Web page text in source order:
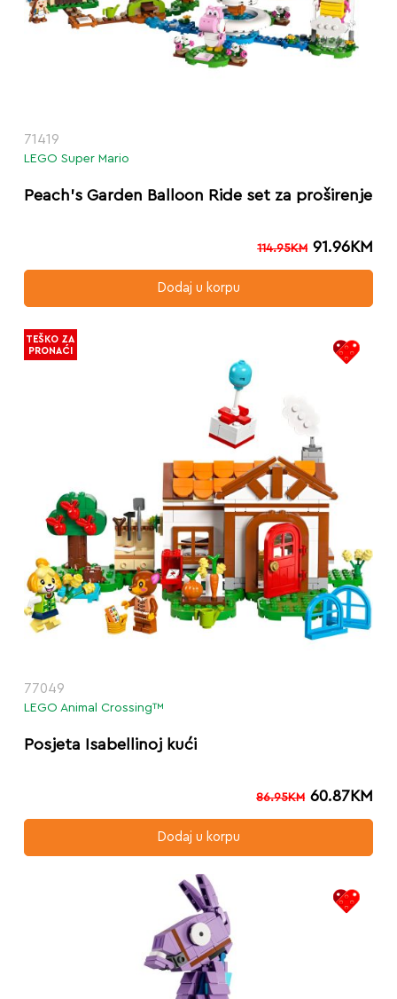
71419
LEGO Super Mario
Peach’s Garden Balloon Ride set za proširenje
114.95KM 91.96KM
Dodaj u korpu
77049
LEGO Animal Crossing™
Posjeta Isabellinoj kući
86.95KM 60.87KM
Dodaj u korpu
TEŠKO ZA
PRONAĆI